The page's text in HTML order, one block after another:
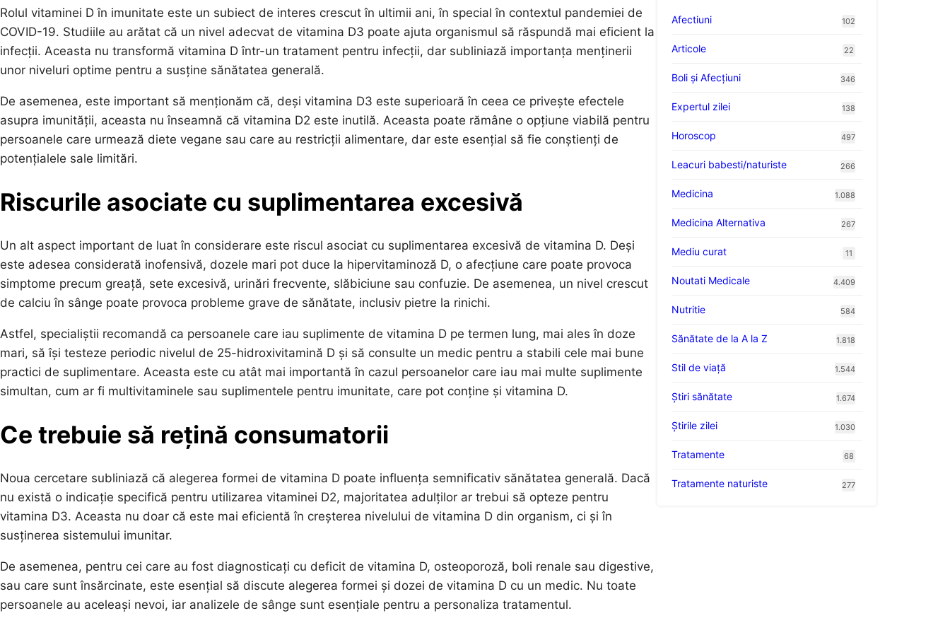
Rolul vitaminei D în imunitate este un subiect de interes crescut în ultimii ani, în special în contextul pandemiei de
COVID-19. Studiile au arătat că un nivel adecvat de vitamina D3 poate ajuta organismul să răspundă mai eficient la
infecții. Aceasta nu transformă vitamina D într-un tratament pentru infecții, dar subliniază importanța menținerii
unor niveluri optime pentru a susține sănătatea generală.
De asemenea, este important să menționăm că, deși vitamina D3 este superioară în ceea ce privește efectele
asupra imunității, aceasta nu înseamnă că vitamina D2 este inutilă. Aceasta poate rămâne o opțiune viabilă pentru
persoanele care urmează diete vegane sau care au restricții alimentare, dar este esențial să fie conștienți de
potențialele sale limitări.
Riscurile asociate cu suplimentarea excesivă
Un alt aspect important de luat în considerare este riscul asociat cu suplimentarea excesivă de vitamina D. Deși
este adesea considerată inofensivă, dozele mari pot duce la hipervitaminoză D, o afecțiune care poate provoca
simptome precum greață, sete excesivă, urinări frecvente, slăbiciune sau confuzie. De asemenea, un nivel crescut
de calciu în sânge poate provoca probleme grave de sănătate, inclusiv pietre la rinichi.
Astfel, specialiștii recomandă ca persoanele care iau suplimente de vitamina D pe termen lung, mai ales în doze
mari, să își testeze periodic nivelul de 25-hidroxivitamină D și să consulte un medic pentru a stabili cele mai bune
practici de suplimentare. Aceasta este cu atât mai importantă în cazul persoanelor care iau mai multe suplimente
simultan, cum ar fi multivitaminele sau suplimentele pentru imunitate, care pot conține și vitamina D.
Ce trebuie să rețină consumatorii
Noua cercetare subliniază că alegerea formei de vitamina D poate influența semnificativ sănătatea generală. Dacă
nu există o indicație specifică pentru utilizarea vitaminei D2, majoritatea adulților ar trebui să opteze pentru
vitamina D3. Aceasta nu doar că este mai eficientă în creșterea nivelului de vitamina D din organism, ci și în
susținerea sistemului imunitar.
De asemenea, pentru cei care au fost diagnosticați cu deficit de vitamina D, osteoporoză, boli renale sau digestive,
sau care sunt însărcinate, este esențial să discute alegerea formei și dozei de vitamina D cu un medic. Nu toate
persoanele au aceleași nevoi, iar analizele de sânge sunt esențiale pentru a personaliza tratamentul.
Afectiuni
102
Articole 22
Boli și Afecțiuni 346
Expertul zilei 138
Horoscop 497
Leacuri babesti/naturiste 266
Medicina 1.088
Medicina Alternativa 267
Mediu curat 11
Noutati Medicale 4.409
Nutritie 584
Sănătate de la A la Z 1.818
Stil de viaţă 1.544
Ştiri sănătate 1.674
Știrile zilei 1.030
Tratamente 68
Tratamente naturiste 277